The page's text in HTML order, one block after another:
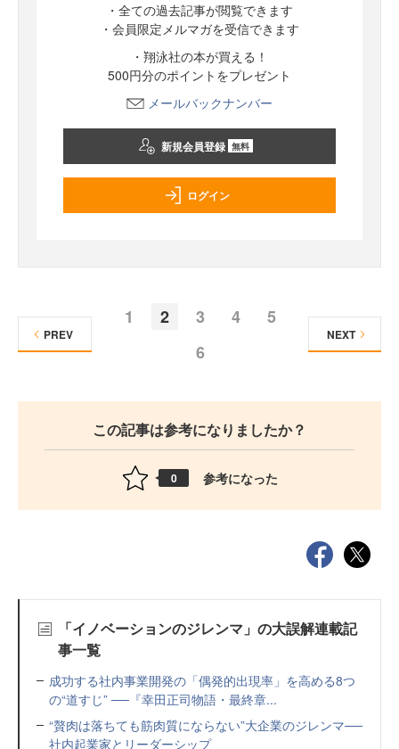
・全ての過去記事が閲覧できます
・会員限定メルマガを受信できます
・翔泳社の本が買える！
500円分のポイントをプレゼント
メールバックナンバー
新規会員登録 無料
ログイン
1 2 3 4
5
6
PREV NEXT
この記事は参考になりましたか？
0 参考になった
「イノベーションのジレンマ」の大誤解連載記
事一覧
成功する社内事業開発の「偶発的出現率」を高める8つ
の“道すじ” ──『幸田正司物語・最終章...
“贅肉は落ちても筋肉質にならない”大企業のジレンマ──
社内起業家とリーダーシップ